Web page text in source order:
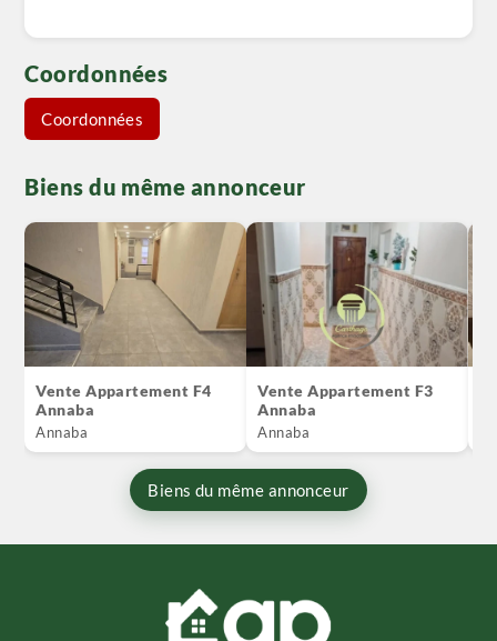
Coordonnées
Coordonnées
Biens du même annonceur
Vente Appartement F4
Annaba
Annaba
Vente Appartement F3
Annaba
Annaba
Biens du même annonceur